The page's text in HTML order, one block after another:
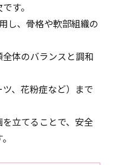
す。
し、骨格や軟部組織の
体のバランスと調和
、花粉症など）まで
立てることで、安全